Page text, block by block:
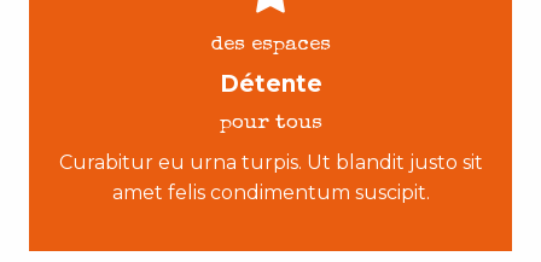
des espaces
Détente
pour tous
Curabitur eu urna turpis. Ut blandit justo sit
amet felis condimentum suscipit.